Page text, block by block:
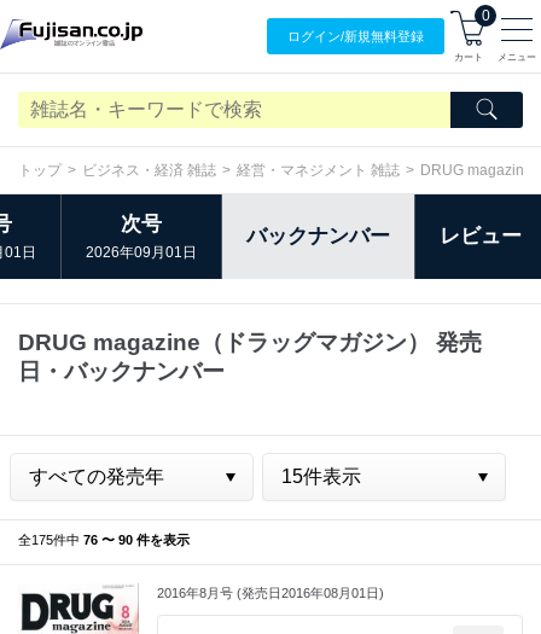
ログイン/新規無料登録
0
カート メニュー
トップ ビジネス・経済 雑誌 経営・マネジメント 雑誌 DRUG magazine
01日
次号
2026年09月01日
バックナンバー レビュー
DRUG magazine（ドラッグマガジン） 発売
日・バックナンバー
全175件中 76 〜 90 件を表示
2016年8月号 (発売日2016年08月01日)